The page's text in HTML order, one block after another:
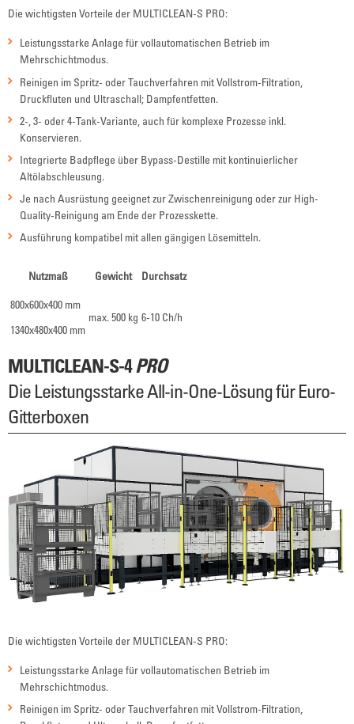
Die wichtigsten Vorteile der MULTICLEAN-S PRO:
Leistungsstarke Anlage für vollautomatischen Betrieb im
Mehrschichtmodus.
Reinigen im Spritz- oder Tauchverfahren mit Vollstrom-Filtration,
Druckfluten und Ultraschall; Dampfentfetten.
2-, 3- oder 4-Tank-Variante, auch für komplexe Prozesse inkl.
Konservieren.
Integrierte Badpflege über Bypass-Destille mit kontinuierlicher
Altölabschleusung.
Je nach Ausrüstung geeignet zur Zwischenreinigung oder zur High-
Quality-Reinigung am Ende der Prozesskette.
Ausführung kompatibel mit allen gängigen Lösemitteln.
Nutzmaß Gewicht Durchsatz
800x600x400 mm
1340x480x400 mm
max. 500 kg 6-10 Ch/h
MULTICLEAN-S-4PRO
Die Leistungsstarke All-in-One-Lösung für Euro-
Gitterboxen
Die wichtigsten Vorteile der MULTICLEAN-S PRO:
Leistungsstarke Anlage für vollautomatischen Betrieb im
Mehrschichtmodus.
Reinigen im Spritz- oder Tauchverfahren mit Vollstrom-Filtration,